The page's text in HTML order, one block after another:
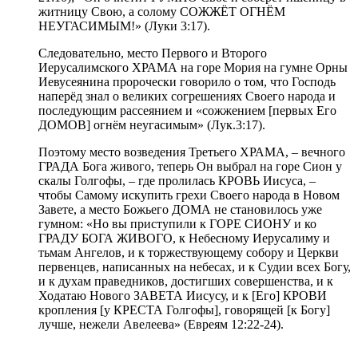
житницу Свою, а солому СОЖЖЁТ ОГНЁМ
НЕУГАСИМЫМ!» (Луки 3:17).
Следовательно, место Первого и Второго
Иерусалимского ХРАМА на горе Мория на гумне Орны
Иевусеянина пророчески говорило о том, что Господь
наперёд знал о великих согрешениях Своего народа и
последующим рассеянием и «сожжением [первых Его
ДОМОВ] огнём неугасимым» (Лук.3:17).
Поэтому место возведения Третьего ХРАМА, – вечного
ГРАДА Бога живого, теперь Он выбрал на горе Сион у
скалы Голгофы, – где пролилась КРОВЬ Иисуса, –
чтобы Самому искупить грехи Своего народа в Новом
Завете, а место Божьего ДОМА не становилось уже
гумном: «Но вы приступили к ГОРЕ СИОНУ и ко
ГРАДУ БОГА ЖИВОГО, к Небесному Иерусалиму и
тьмам Ангелов, и к торжествующему собору и Церкви
первенцев, написанных на небесах, и к Судии всех Богу,
и к духам праведников, достигших совершенства, и к
Ходатаю Нового ЗАВЕТА Иисусу, и к [Его] КРОВИ
кропления [у КРЕСТА Голгофы], говорящей [к Богу]
лучше, нежели Авелеева» (Евреям 12:22-24).